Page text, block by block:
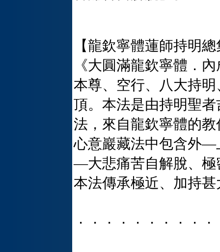
【龍欽寧體蓮師持明
《大圓滿龍欽寧體．
本尊、空行、八大持
頂。本法是由持明聖
法，來自龍欽寧體的
心意巖藏法中包含外
—大悲痛苦自解脫、
本法傳承極近、加持
．．．．．．．．．